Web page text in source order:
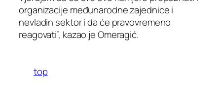
organizacije međunarodne zajednice i
nevladin sektor i da će pravovremeno
reagovati”, kazao je Omeragić.
top